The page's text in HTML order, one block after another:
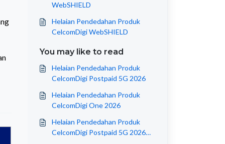
WebSHIELD
Helaian Pendedahan Produk
CelcomDigi WebSHIELD
You may like to read
Helaian Pendedahan Produk
CelcomDigi Postpaid 5G 2026
Helaian Pendedahan Produk
CelcomDigi One 2026
Helaian Pendedahan Produk
CelcomDigi Postpaid 5G 2026